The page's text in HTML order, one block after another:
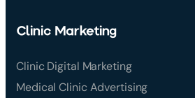
Clinic Marketing
Clinic Digital Marketing
Medical Clinic Advertising